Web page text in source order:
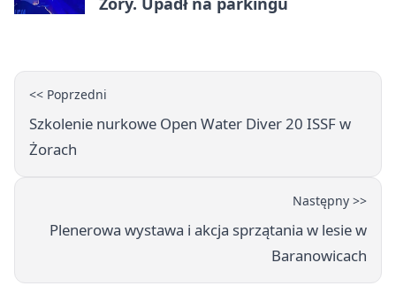
<< Poprzedni
Szkolenie nurkowe Open Water Diver 20 ISSF w
Żorach
Następny >>
Plenerowa wystawa i akcja sprzątania w lesie w
Baranowicach